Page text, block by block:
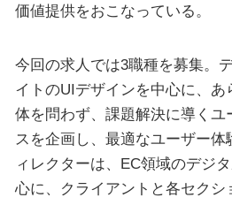
価値提供をおこなっている。
今回の求人では3職種を募集。
イトのUIデザインを中心に、
体を問わず、課題解決に導くユ
スを企画し、最適なユーザー
ィレクターは、EC領域のデジ
心に、クライアントと各セクシ